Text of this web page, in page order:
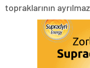
topraklarının